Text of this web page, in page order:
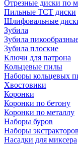
Отрезные диски по
Пильные TCT диски
Шлифовальные
Зубила
Зубила
Зубила плоские
Ключи для патрона
Кольцевые пилы
Наборы кольцевых
Хвостовики
Коронки
Коронки по бетону
Коронки по металлу
Наборы буров
Наборы
Насадки для миксера